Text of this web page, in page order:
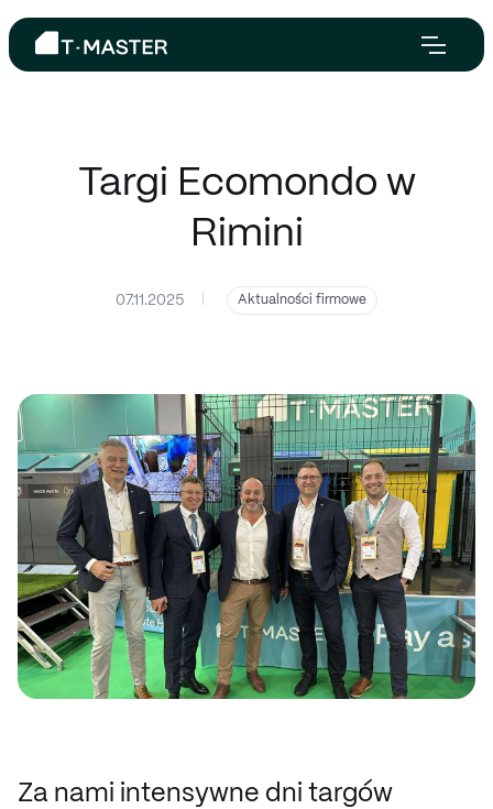
Targi Ecomondo w
Rimini
07.11.2025 Aktualności firmowe
Za nami intensywne dni targów